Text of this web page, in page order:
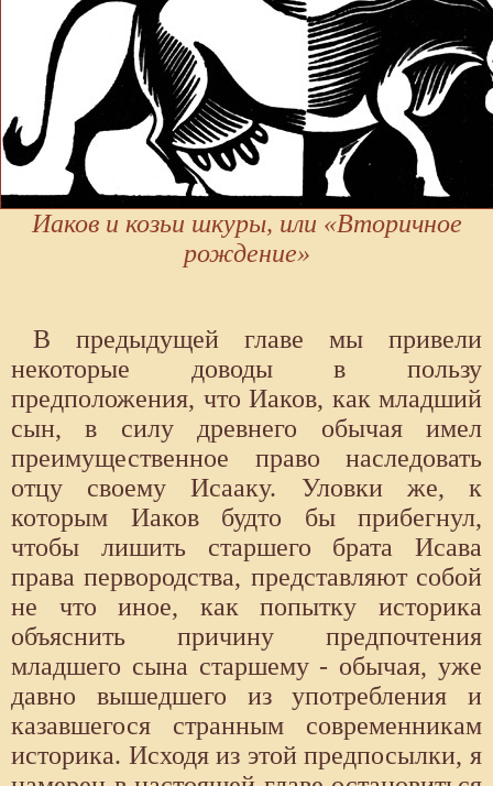
Иаков и козьи шкуры, или «Вторичное
рождение»
В предыдущей главе мы привели
некоторые доводы в пользу
предположения, что Иаков, как младший
сын, в силу древнего обычая имел
преимущественное право наследовать
отцу своему Исааку. Уловки же, к
которым Иаков будто бы прибегнул,
чтобы лишить старшего брата Исава
права первородства, представляют собой
не что иное, как попытку историка
объяснить причину предпочтения
младшего сына старшему - обычая, уже
давно вышедшего из употребления и
казавшегося странным современникам
историка. Исходя из этой предпосылки, я